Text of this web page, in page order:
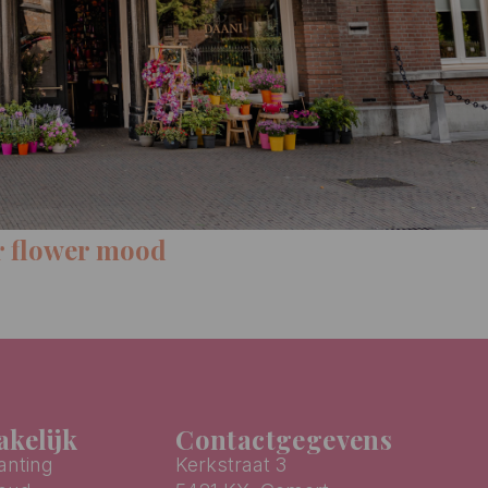
Contactgegevens
Kerkstraat 3